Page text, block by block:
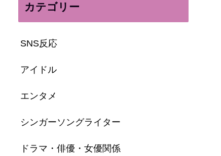
カテゴリー
SNS反応
アイドル
エンタメ
シンガーソングライター
ドラマ・俳優・女優関係